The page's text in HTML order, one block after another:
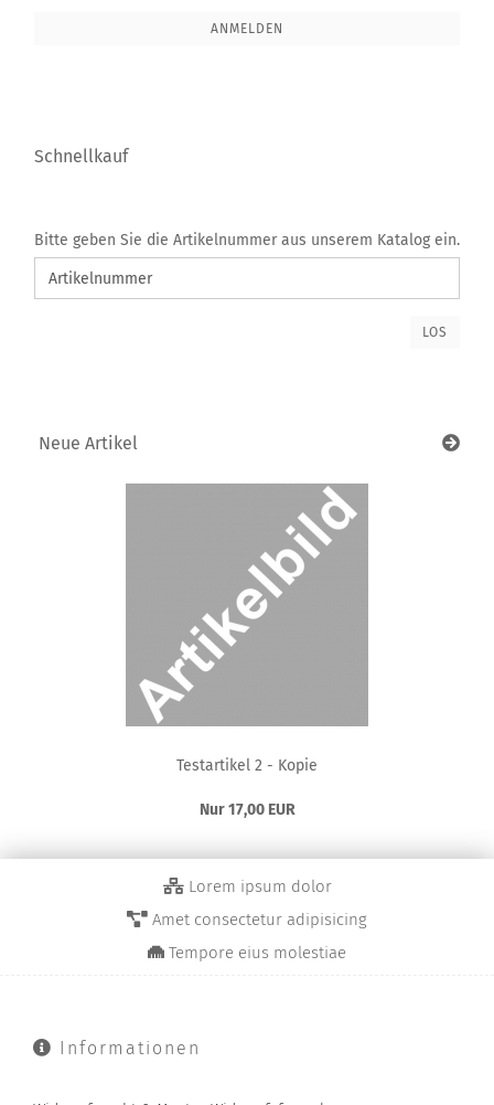
ANMELDEN
Schnellkauf
BITTE
GEBEN
SIE
DIE
Bitte geben Sie die Artikelnummer aus unserem Katalog ein.
LOS
Neue Artikel
Te­st­ar­ti­kel 2 - Kopie
Nur 17,00 EUR
Lorem ipsum dolor
Amet consectetur adipisicing
Tempore eius molestiae
Informationen